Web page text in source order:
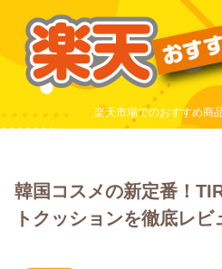
楽天市場でのおすすめ商
韓国コスメの新定番！
トクッションを徹底レビ